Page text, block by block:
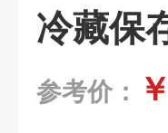
冷藏保
参考价：